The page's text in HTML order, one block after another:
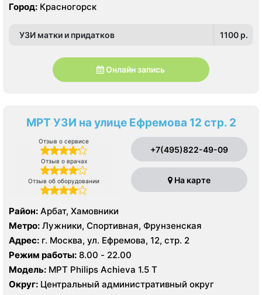
Город: Красногорск
УЗИ матки и придатков 1100 p.
Онлайн запись
МРТ УЗИ на улице Ефремова 12 стр. 2
Отзыв о сервисе
Отзыв о врачах
Отзыв об оборудовании
+7(495)822-49-09
На карте
Район: Арбат, Хамовники
Метро: Лужники, Спортивная, Фрунзенская
Адрес: г. Москва, ул. Ефремова, 12, стр. 2
Режим работы:
8.00 - 22.00
Модель: МРТ Philips Achieva 1.5 T
Округ: Центральный административный округ